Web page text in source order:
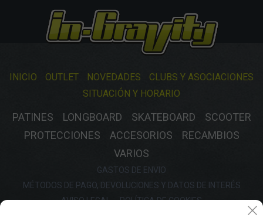
INICIO OUTLET NOVEDADES
CLUBS Y ASOCIACIONES
SITUACIÓN Y HORARIO
PATINES LONGBOARD SKATEBOARD
SCOOTER
PROTECCIONES
ACCESORIOS
RECAMBIOS
VARIOS
GASTOS DE ENVIO
MÉTODOS DE PAGO, DEVOLUCIONES Y DATOS DE INTERÉS
AVISO LEGAL
POLÍTICA DE COOKIES